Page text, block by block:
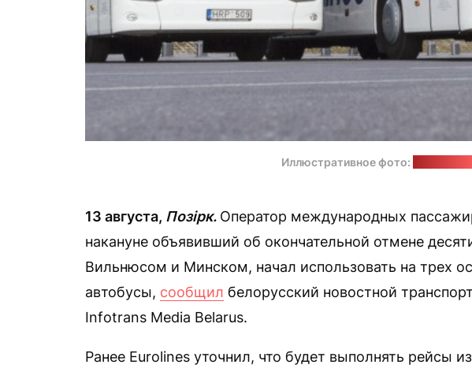
Иллюстративное фото:
13 августа, Позірк. Оператор международных
накануне объявивший об окончательной отмене
Вильнюсом и Минском, начал использовать на трех
автобусы, сообщил белорусский новостной
Infotrans Media Belarus.
Ранее Eurolines уточнил, что будет выполнять рейсы